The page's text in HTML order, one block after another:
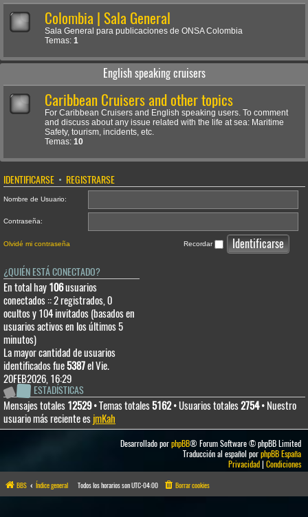
Colombia | Sala General
Sala General para publicaciones de ONSA Colombia
Temas: 1
English speaking cruisers
Caribbean Cruisers and other topics
For Caribbean Cruisers and English speaking users. To comment
and discuss about any issue related with the life at sea: Maritime
Safety, tourism, incidents, etc.
Temas: 10
IDENTIFICARSE • REGISTRARSE
Nombre de Usuario:
Contraseña:
Olvidé mi contraseña Recordar
¿QUIÉN ESTÁ CONECTADO?
En total hay 106usuarios
conectados :: 2 registrados, 0
ocultos y 104 invitados (basados en
usuarios activos en los últimos 5
minutos)
La mayor cantidad de usuarios
identificados fue5387el Vie.
20FEB2026, 16:29
ESTADÍSTICAS
Mensajes totales 12529• Temas totales5162• Usuarios totales2754• Nuestro
usuario más reciente es jmKah
Desarrollado porphpBB® Forum Software © phpBB Limited
Traducción al español porphpBB España
Privacidad| Condiciones
BBS Índice general Todos los horarios sonUTC-04:00 Borrar cookies